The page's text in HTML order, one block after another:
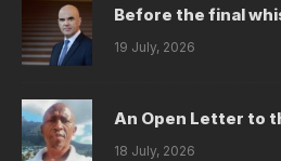
Before the final
19 July, 2026
An Open Letter to
18 July, 2026